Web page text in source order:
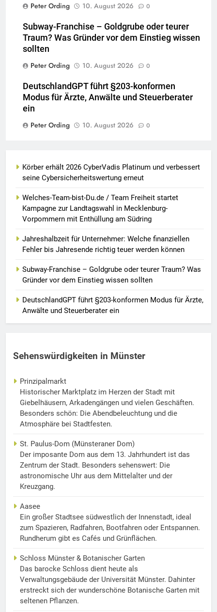
Peter Ording
10. August 2026 0
Subway-Franchise – Goldgrube oder teurer
Traum? Was Gründer vor dem Einstieg wissen
sollten
Peter Ording
10. August 2026 0
DeutschlandGPT führt §203-konformen
Modus für Ärzte, Anwälte und Steuerberater
ein
Peter Ording
10. August 2026 0
Körber erhält 2026 CyberVadis Platinum und verbessert
seine Cybersicherheitswertung erneut
Welches-Team-bist-Du.de / Team Freiheit startet
Kampagne zur Landtagswahl in Mecklenburg-
Vorpommern mit Enthüllung am Südring
Jahreshalbzeit für Unternehmer: Welche finanziellen
Fehler bis Jahresende richtig teuer werden können
Subway-Franchise – Goldgrube oder teurer Traum? Was
Gründer vor dem Einstieg wissen sollten
DeutschlandGPT führt §203-konformen Modus für Ärzte,
Anwälte und Steuerberater ein
Sehenswürdigkeiten in Münster
Prinzipalmarkt
Historischer Marktplatz im Herzen der Stadt mit
Giebelhäusern, Arkadengängen und vielen Geschäften.
Besonders schön: Die Abendbeleuchtung und die
Atmosphäre bei Stadtfesten.
St. Paulus-Dom (Münsteraner Dom)
Der imposante Dom aus dem 13. Jahrhundert ist das
Zentrum der Stadt. Besonders sehenswert: Die
astronomische Uhr aus dem Mittelalter und der
Kreuzgang.
Aasee
Ein großer Stadtsee südwestlich der Innenstadt, ideal
zum Spazieren, Radfahren, Bootfahren oder Entspannen.
Rundherum gibt es Cafés und Grünflächen.
Schloss Münster & Botanischer Garten
Das barocke Schloss dient heute als
Verwaltungsgebäude der Universität Münster. Dahinter
erstreckt sich der wunderschöne Botanische Garten mit
seltenen Pflanzen.